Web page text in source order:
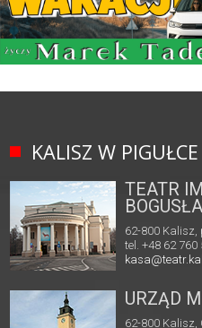
KALISZ W PIGUŁCE
TEATR
62-800 Kalisz,
tel. +48 62 760
URZĄD
62-800 Kalisz,